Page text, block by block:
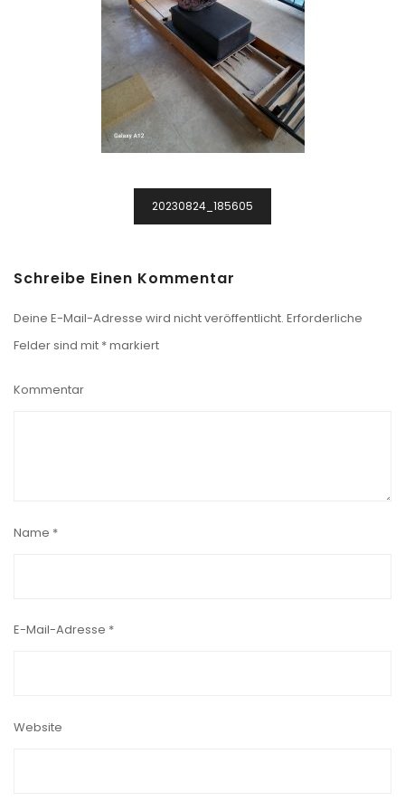
Beitragsnavigation20230824_185605
Schreibe Einen Kommentar
Deine E-Mail-Adresse wird nicht veröffentlicht. Erforderliche
Felder sind mit *markiert
Kommentar
Name *
E-Mail-Adresse *
Website